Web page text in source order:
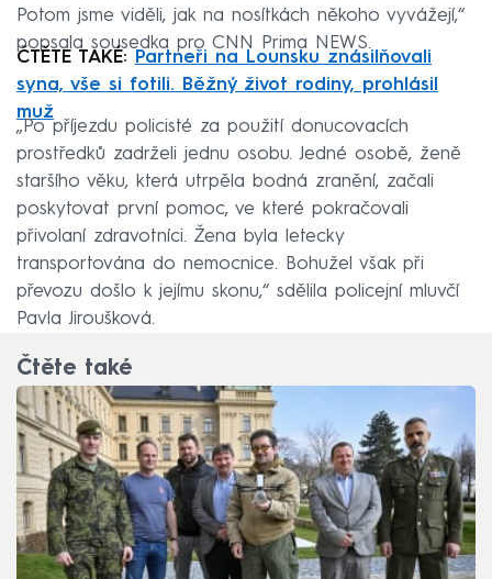
Potom jsme viděli, jak na nosítkách někoho vyvážejí,“
popsala sousedka pro CNN Prima NEWS.
ČTĚTE TAKÉ:
Partneři na Lounsku znásilňovali
syna, vše si fotili. Běžný život rodiny, prohlásil
muž
„Po příjezdu policisté za použití donucovacích
prostředků zadrželi jednu osobu. Jedné osobě, ženě
staršího věku, která utrpěla bodná zranění, začali
poskytovat první pomoc, ve které pokračovali
přivolaní zdravotníci. Žena byla letecky
transportována do nemocnice. Bohužel však při
převozu došlo k jejímu skonu,“ sdělila policejní mluvčí
Pavla Jiroušková.
Čtěte také